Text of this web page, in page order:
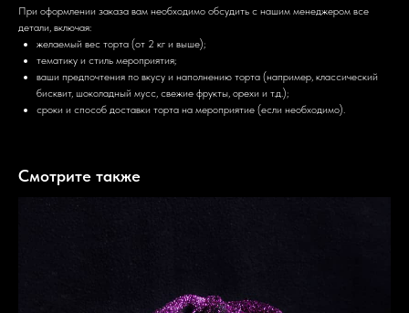
При оформлении заказа вам необходимо обсудить с нашим менеджером все
детали, включая:
желаемый вес торта (от 2 кг и выше);
тематику и стиль мероприятия;
ваши предпочтения по вкусу и наполнению торта (например, классический
бисквит, шоколадный мусс, свежие фрукты, орехи и т.д.);
сроки и способ доставки торта на мероприятие (если необходимо).
Смотрите также